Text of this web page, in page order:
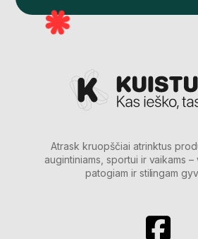
Atrask kruopščiai atrinktus
augintiniams, sportui ir vaikams
patogiam ir stilingam